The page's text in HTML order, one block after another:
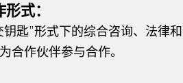
式：
钥匙”形式下的综合咨询、法律和
合作伙伴参与合作。